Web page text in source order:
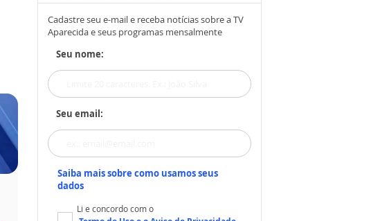
Cadastre seu e-mail e receba notícias sobre a TV
Aparecida e seus programas mensalmente
Seu nome:
Seu email:
Saiba mais sobre como usamos seus
dados
Li e concordo com o